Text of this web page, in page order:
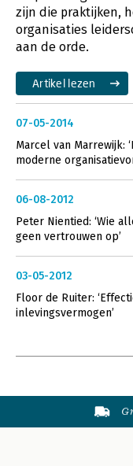
zijn die praktijken,
organisaties
aan de orde.
Artikel lezen
07-05-2014
Marcel van Marrewijk:
moderne
06-08-2012
Peter Nientied: ‘Wie
geen vertrouwen op’
03-05-2012
Floor de Ruiter:
inlevingsvermogen’